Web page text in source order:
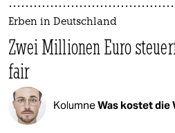
Erben in Deutschland
Zwei Millionen Euro
fair
KolumneWas kostet die